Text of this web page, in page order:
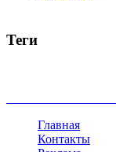
Теги
Главная
Контакты